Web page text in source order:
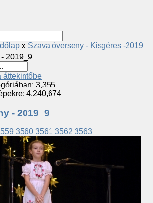
» Szavalóverseny - Kisgéres -2019
2019_9
áttekintőbe
3,355
4,240,674
- 2019_9
3560 3561 3562 3563